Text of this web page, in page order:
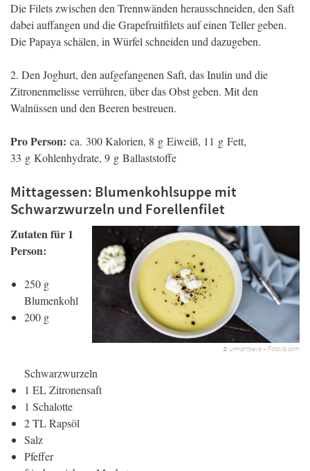
Die Filets zwischen den Trennwänden herausschneiden, den Saft
dabei auffangen und die Grapefruitfilets auf einen Teller geben.
Die Papaya schälen, in Würfel schneiden und dazugeben.
2. Den Joghurt, den aufgefangenen Saft, das Inulin und die
Zitronenmelisse verrühren, über das Obst geben. Mit den
Walnüssen und den Beeren bestreuen.
Pro Person: ca. 300 Kalorien, 8 g Eiweiß, 11 g Fett,
33 g Kohlenhydrate, 9 g Ballaststoffe
Mittagessen: Blumenkohlsuppe mit
Schwarzwurzeln und Forellenfilet
© urmantseva – Fotolia.com
Zutaten für 1
Person:
250 g
Blumenkohl
200 g
Schwarzwurzeln
1 EL Zitronensaft
1 Schalotte
2 TL Rapsöl
Salz
Pfeffer